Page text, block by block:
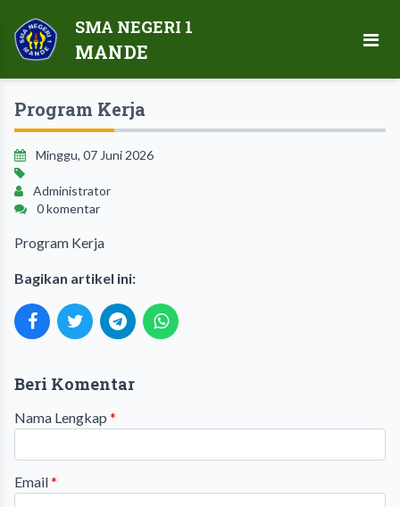
SMA NEGERI 1
MANDE
Program Kerja
Minggu, 07 Juni 2026
Administrator
0 komentar
Program Kerja
Bagikan artikel ini:
Beri Komentar
Nama Lengkap *
Email*